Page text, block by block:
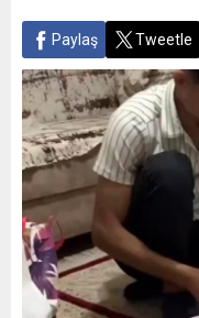
Paylaş Tweetle